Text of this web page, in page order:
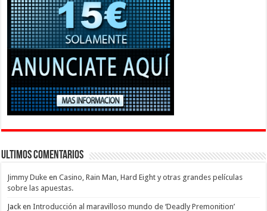
Ultimos Comentarios
Jimmy Duke enCasino, Rain Man, Hard Eight y otras grandes películas
sobre las apuestas.
Jack enIntroducción al maravilloso mundo de ‘Deadly Premonition’